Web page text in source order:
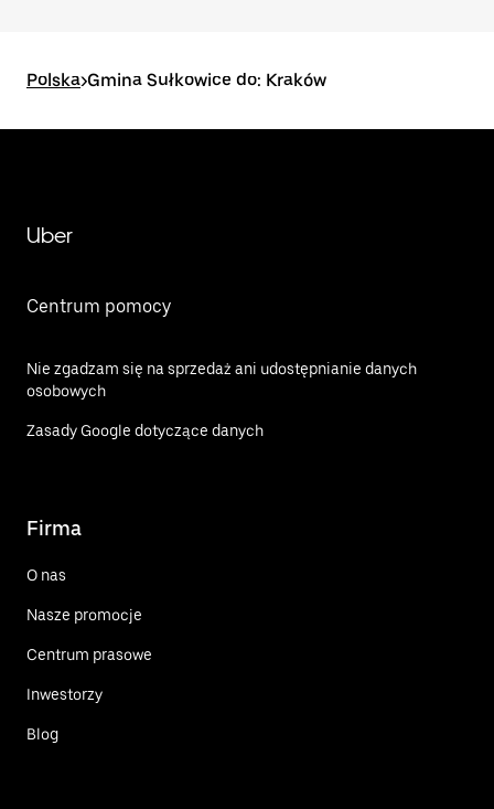
Polska>Gmina Sułkowice do: Kraków
Uber
Centrum pomocy
Nie zgadzam się na sprzedaż ani udostępnianie danych
osobowych
Zasady Google dotyczące danych
Firma
O nas
Nasze promocje
Centrum prasowe
Inwestorzy
Blog